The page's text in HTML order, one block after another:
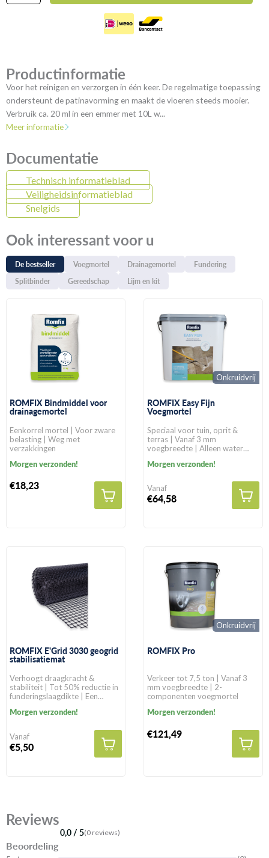
Easy-
Productinformatie
Voor het reinigen en verzorgen in één keer. De regelmatige toepassing
ondersteunt de patinavorming en maakt de vloeren steeds mooier.
Verbruik ca. 20 ml in een emmer met 10L w...
Meer informatie
Documentatie
Technisch informatieblad
Veiligheidsinformatieblad
Snelgids
Ook interessant voor u
De bestseller Voegmortel Drainagemortel
Fundering
Splitbinder
Gereedschap Lijm en kit
ROMFIX Bindmiddel voor
drainagemortel
Eenkorrel mortel | Voor zware
belasting | Weg met
verzakkingen
Morgen verzonden!
€18,23
Onkruidvrij
ROMFIX Easy Fijn
Voegmortel
Speciaal voor tuin, oprit &
terras | Vanaf 3 mm
voegbreedte | Alleen water
Morgen verzonden!
Vanaf
€64,58
ROMFIX E'Grid 3030 geogrid
stabilisatiemat
Verhoogt draagkracht &
stabiliteit | Tot 50% reductie in
funderingslaagdikte | Een
natuurlijke gronden
Morgen verzonden!
Vanaf
€5,50
Onkruidvrij
ROMFIX Pro
Verkeer tot 7,5 ton | Vanaf 3
mm voegbreedte | 2-
componenten voegmortel
Morgen verzonden!
€121,49
Reviews
0,0 / 5(0 reviews)
Beoordeling